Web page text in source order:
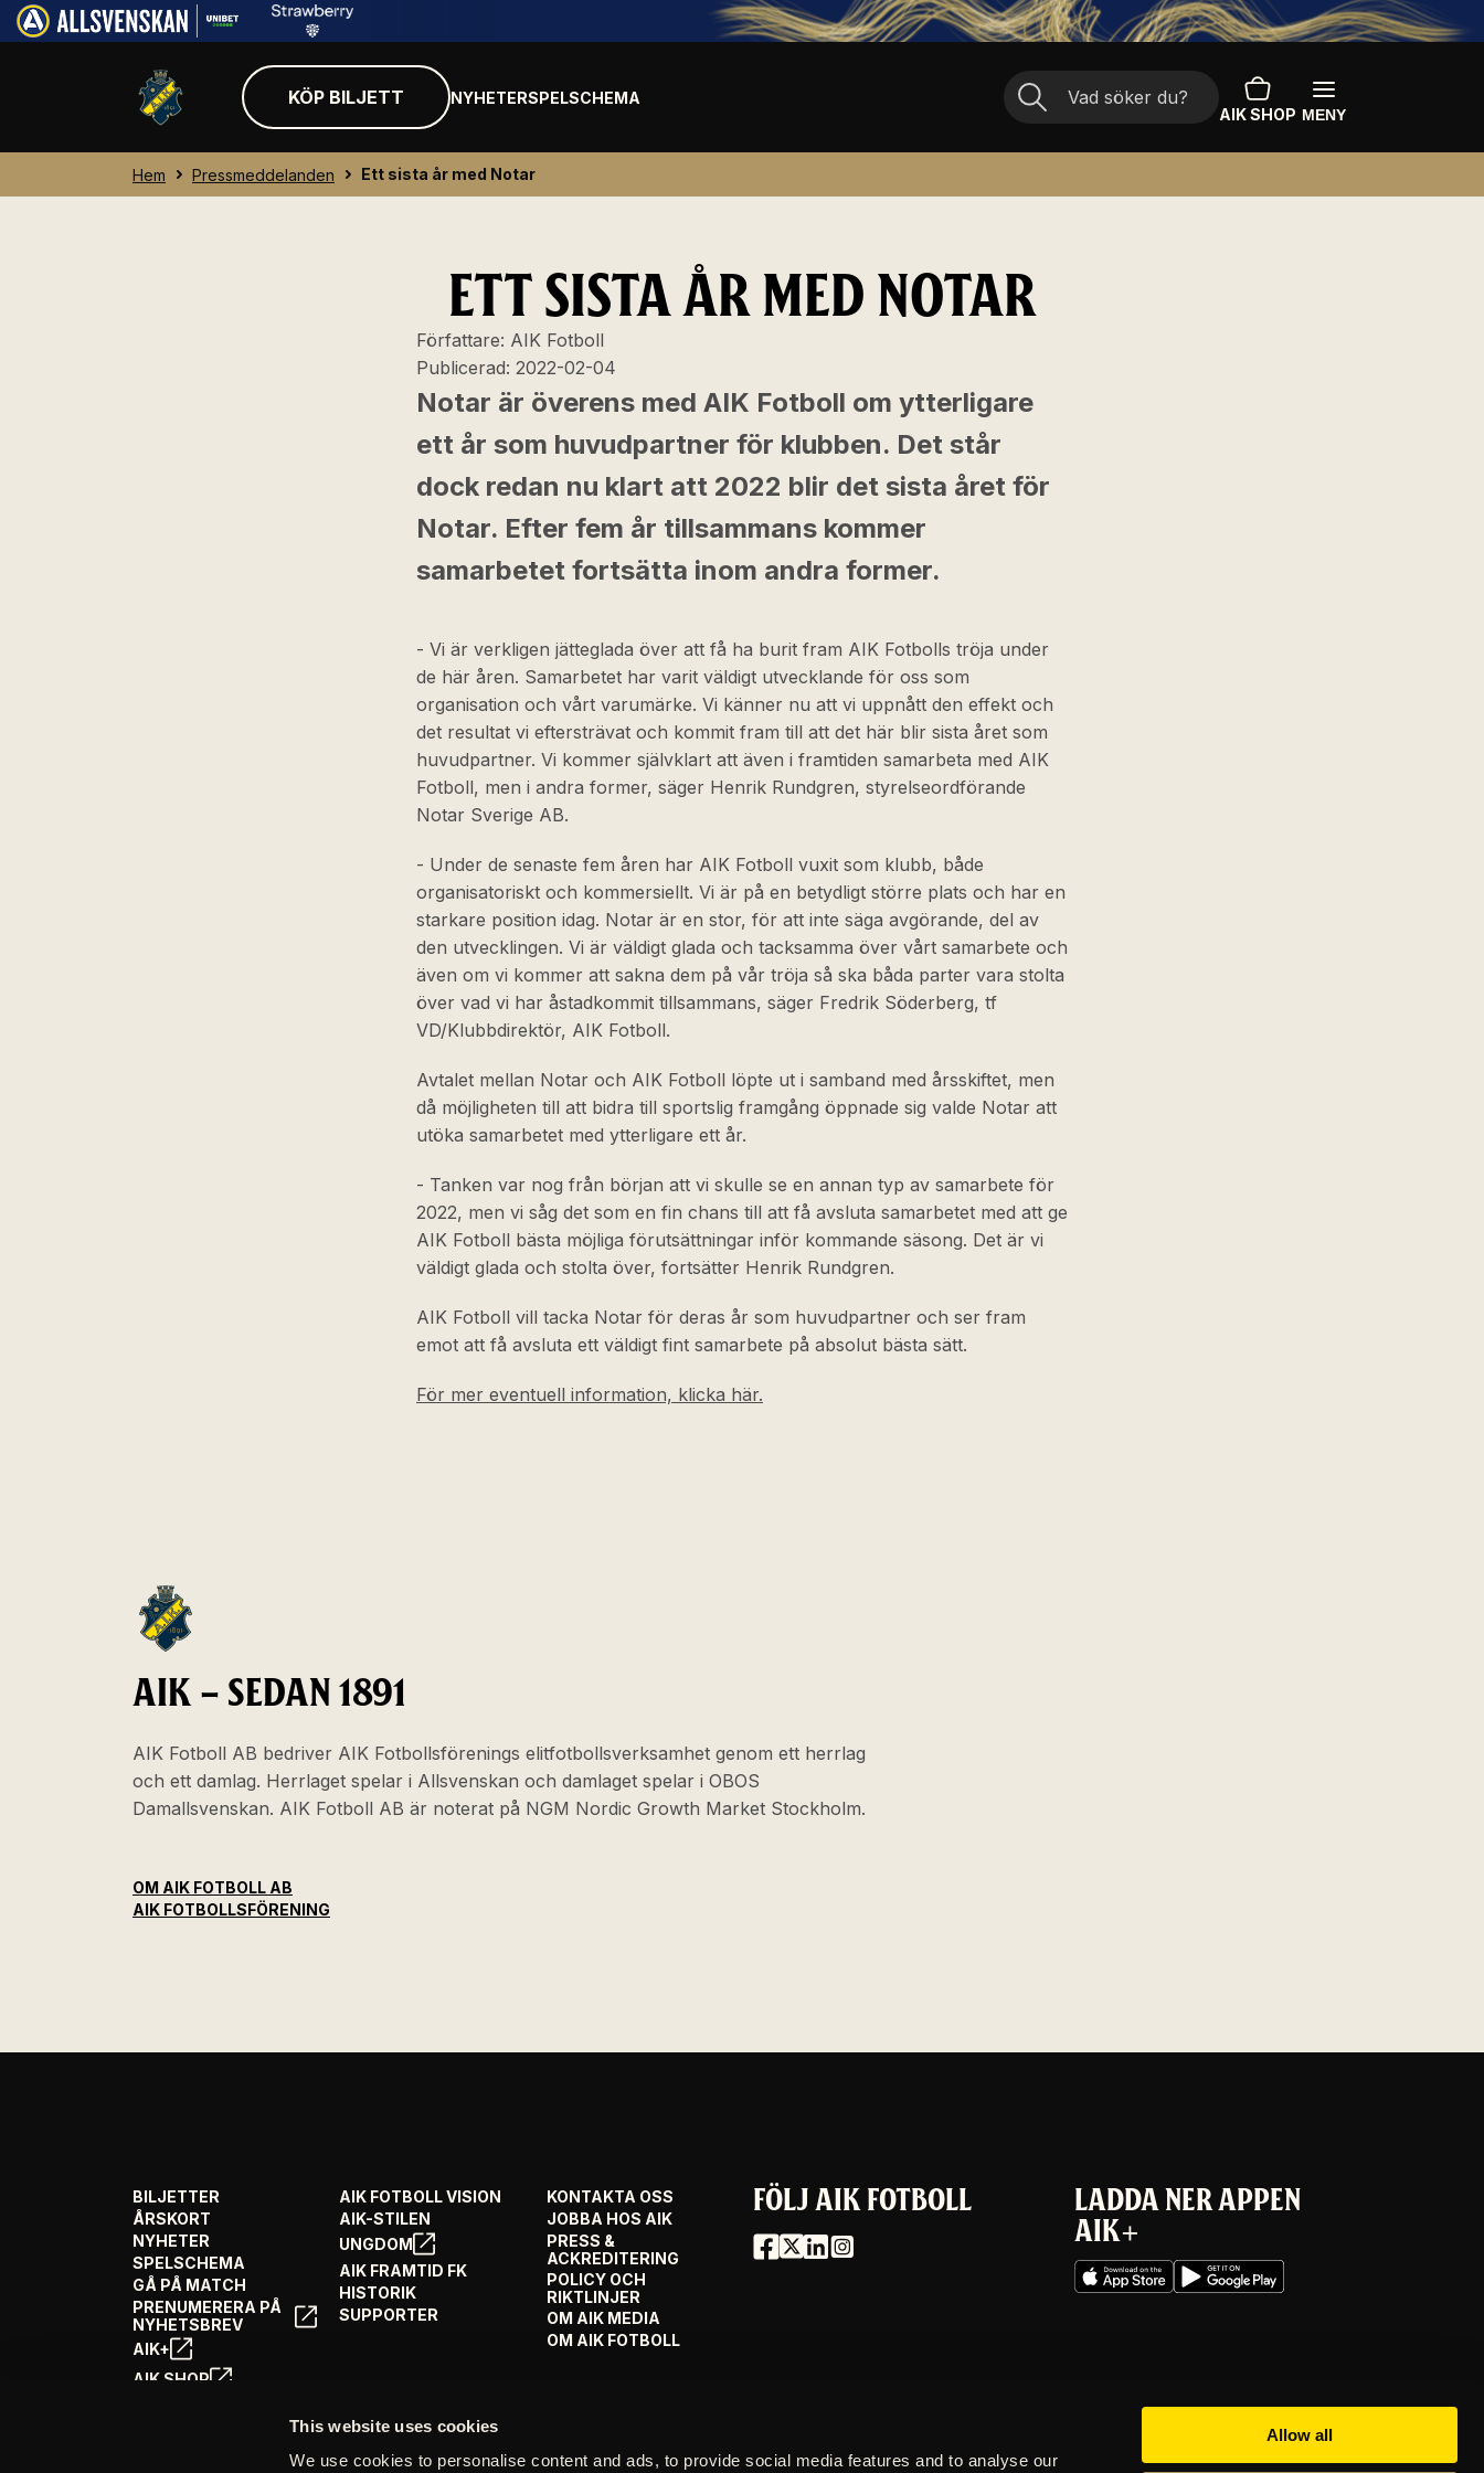
This website uses cookies
We use cookies to personalise content and ads, to provide social media features and to analyse our
Allow all
KÖP BILJETT NYHETERSPELSCHEMA
AIK SHOP MENY
Hem Pressmeddelanden Ett sista år med Notar
ETT SISTA ÅR MED NOTAR
Författare: AIK Fotboll
Publicerad: 2022-02-04
Notar är överens med AIK Fotboll om ytterligare
ett år som huvudpartner för klubben. Det står
dock redan nu klart att 2022 blir det sista året för
Notar. Efter fem år tillsammans kommer
samarbetet fortsätta inom andra former.
- Vi är verkligen jätteglada över att få ha burit fram AIK Fotbolls tröja under
de här åren. Samarbetet har varit väldigt utvecklande för oss som
organisation och vårt varumärke. Vi känner nu att vi uppnått den effekt och
det resultat vi eftersträvat och kommit fram till att det här blir sista året som
huvudpartner. Vi kommer självklart att även i framtiden samarbeta med AIK
Fotboll, men i andra former, säger Henrik Rundgren, styrelseordförande
Notar Sverige AB.
- Under de senaste fem åren har AIK Fotboll vuxit som klubb, både
organisatoriskt och kommersiellt. Vi är på en betydligt större plats och har en
starkare position idag. Notar är en stor, för att inte säga avgörande, del av
den utvecklingen. Vi är väldigt glada och tacksamma över vårt samarbete och
även om vi kommer att sakna dem på vår tröja så ska båda parter vara stolta
över vad vi har åstadkommit tillsammans, säger Fredrik Söderberg, tf
VD/Klubbdirektör, AIK Fotboll.
Avtalet mellan Notar och AIK Fotboll löpte ut i samband med årsskiftet, men
då möjligheten till att bidra till sportslig framgång öppnade sig valde Notar att
utöka samarbetet med ytterligare ett år.
- Tanken var nog från början att vi skulle se en annan typ av samarbete för
2022, men vi såg det som en fin chans till att få avsluta samarbetet med att ge
AIK Fotboll bästa möjliga förutsättningar inför kommande säsong. Det är vi
väldigt glada och stolta över, fortsätter Henrik Rundgren.
AIK Fotboll vill tacka Notar för deras år som huvudpartner och ser fram
emot att få avsluta ett väldigt fint samarbete på absolut bästa sätt.
För mer eventuell information, klicka här.
AIK – SEDAN 1891
AIK Fotboll AB bedriver AIK Fotbollsförenings elitfotbollsverksamhet genom ett herrlag
och ett damlag. Herrlaget spelar i Allsvenskan och damlaget spelar i OBOS
Damallsvenskan. AIK Fotboll AB är noterat på NGM Nordic Growth Market Stockholm.
OM AIK FOTBOLL AB
AIK FOTBOLLSFÖRENING
BILJETTER
ÅRSKORT
NYHETER
SPELSCHEMA
GÅ PÅ MATCH
PRENUMERERA PÅ
NYHETSBREV
AIK+
AIK SHOP
AIK FOTBOLL VISION
AIK-STILEN
UNGDOM
AIK FRAMTID FK
HISTORIK
SUPPORTER
KONTAKTA OSS
JOBBA HOS AIK
PRESS &
ACKREDITERING
POLICY OCH
RIKTLINJER
OM AIK MEDIA
OM AIK FOTBOLL
FÖLJ AIK FOTBOLL
LADDA NER APPEN
AIK+